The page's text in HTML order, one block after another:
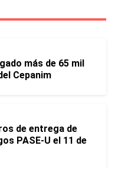
más de 65 mil
Cepanim
de entrega de
PASE-U el 11 de